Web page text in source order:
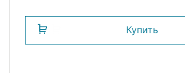
Купить